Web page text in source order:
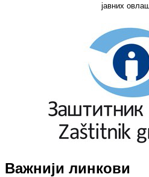
јавних
Важнији линкови